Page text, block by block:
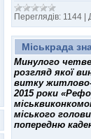
Переглядів: 1144 |
Міськрада
Минулого
розгляд якої
витку житлово-
2015 роки
міського
попередню